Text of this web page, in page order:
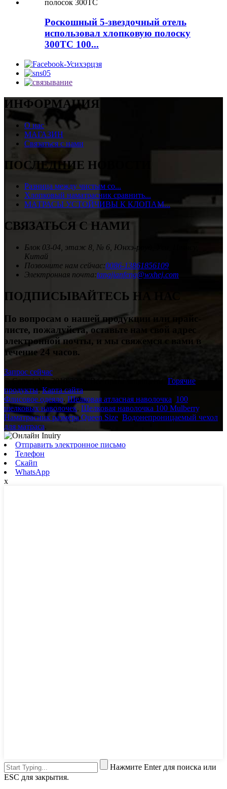
Роскошный 5-звездочный отель
использовал хлопковую полоску
300TC 100...
ИНФОРМАЦИЯ
О нас
МАГАЗИН
Связаться с нами
ПОСЛЕДНИЕ НОВОСТИ
Разница между чистым со...
Хлопковый наматрасник сравнить...
МАТРАСЫ УСТОЙЧИВЫ К КЛОПАМ...
СВЯЗАТЬСЯ С НАМИ
Блок 03-04, этаж 8, № 6, Юнхэ-роуд, Уси, Цзянсу,
Китай
Позвоните нам сейчас:0086-13861856109
Электронная почта:tangjianfeng@wxhej.com
ПОДПИСЫВАЙТЕСЬ НА НАС
По вопросам о нашей продукции или прайс-
листе, пожалуйста, оставьте нам свой адрес
электронной почты, и мы свяжемся с вами в
течение 24 часов.
Запрос сейчас
© Copyright - 2010-2023: Все права защищены.
Горячие
продукты,Карта сайта
Флисовое одеяло, Шелковая атласная наволочка 100
шелковых наволочек, Шелковая наволочка 100 Mulberry,
Наматрасник размера Queen Size Водонепроницаемый чехол
для матраса,
Отправить электронное письмо
Телефон
Скайп
WhatsApp
x
Нажмите Enter для поиска или
ESC для закрытия.